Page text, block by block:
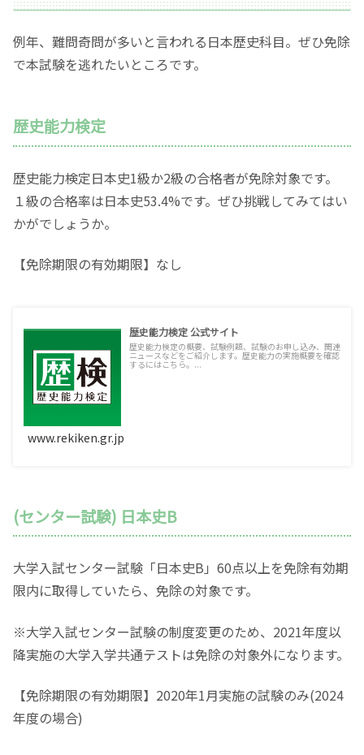
例年、難問奇問が多いと言われる日本歴史科目。ぜひ免除
で本試験を逃れたいところです。
歴史能力検定
歴史能力検定日本史1級か2級の合格者が免除対象です。
１級の合格率は日本史53.4%です。ぜひ挑戦してみてはい
かがでしょうか。
【免除期限の有効期限】なし
歴史能力検定 公式サイト
歴史能力検定の概要、試験例題、試験のお申し込み、関連
ニュースなどをご紹介します。歴史能力の実施概要を確認
するにはこちら。...
www.rekiken.gr.jp
(センター試験) 日本史B
大学入試センター試験「日本史B」60点以上を免除有効期
限内に取得していたら、免除の対象です。
※大学入試センター試験の制度変更のため、2021年度以
降実施の大学入学共通テストは免除の対象外になります。
【免除期限の有効期限】2020年1月実施の試験のみ(2024
年度の場合)